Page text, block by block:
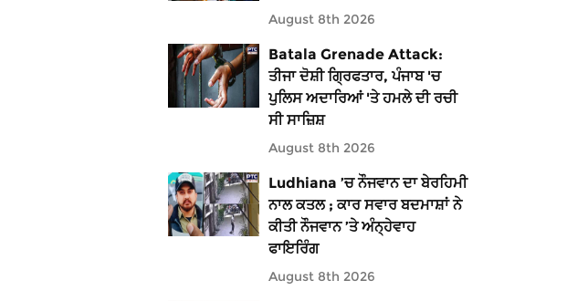
August 8th 2026
Batala Grenade Attack:
ਤੀਜਾ ਦੋਸ਼ੀ ਗ੍ਰਿਫਤਾਰ, ਪੰਜਾਬ 'ਚ
ਪੁਲਿਸ ਅਦਾਰਿਆਂ 'ਤੇ ਹਮਲੇ ਦੀ ਰਚੀ
ਸੀ ਸਾਜ਼ਿਸ਼
August 8th 2026
Ludhiana ’ਚ ਨੌਜਵਾਨ ਦਾ ਬੇਰਹਿਮੀ
ਨਾਲ ਕਤਲ ; ਕਾਰ ਸਵਾਰ ਬਦਮਾਸ਼ਾਂ ਨੇ
ਕੀਤੀ ਨੌਜਵਾਨ ’ਤੇ ਅੰਨ੍ਹੇਵਾਹ
ਫਾਇਰਿੰਗ
August 8th 2026